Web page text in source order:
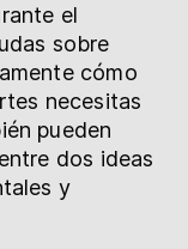
el
sobre
cómo
necesitas
pueden
dos ideas
y